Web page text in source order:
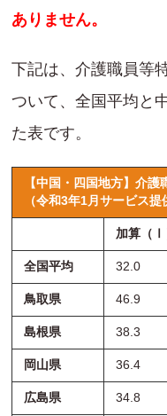
ありません。
下記は、介護職員等
ついて、全国平均と
た表です。
【中国・四国地方】介
（令和3年1月サービス提
加算（Ⅰ
全国平均 32.0
鳥取県 46.9
島根県 38.3
岡山県 36.4
広島県 34.8